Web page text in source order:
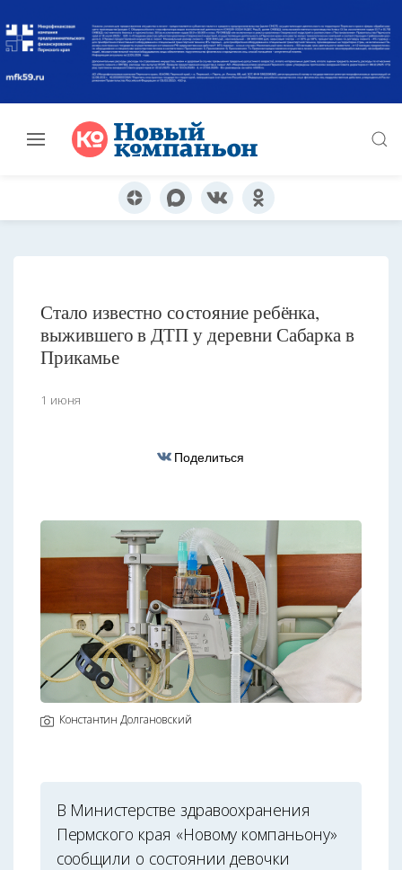
Стало известно состояние ребёнка,
выжившего в ДТП у деревни Сабарка в
Прикамье
1 июня
Поделиться
Константин Долгановский
В Министерстве здравоохранения
Пермского края «Новому компаньону»
сообщили о состоянии девочки